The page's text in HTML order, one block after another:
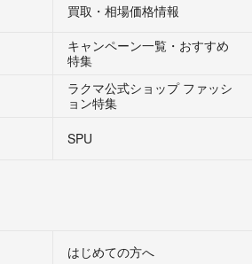
買取・相場価格情報
キャンペーン一覧・おすすめ
特集
ラクマ公式ショップ ファッシ
ョン特集
SPU
はじめての方へ